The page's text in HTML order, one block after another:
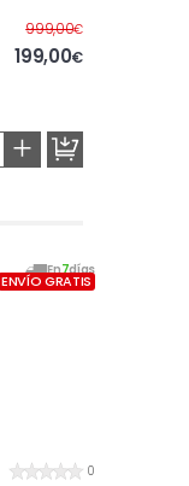
999,00€Antes
199,00€
+
En7días
ENVÍO GRATIS
0